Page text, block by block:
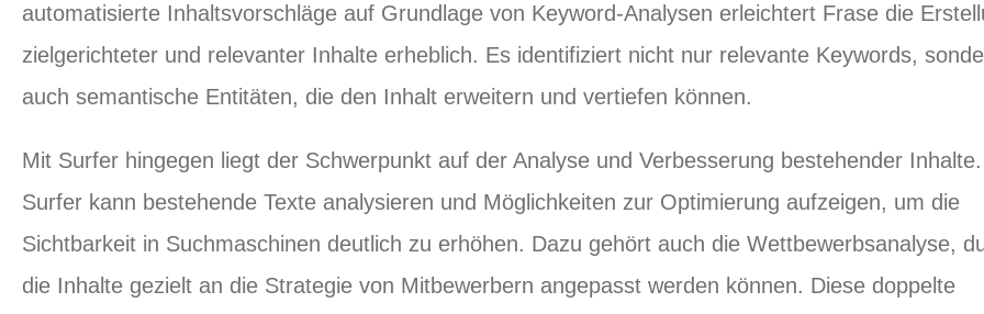
automatisierte Inhaltsvorschläge auf Grundlage von Keyword-Analysen erleichtert Frase die
zielgerichteter und relevanter Inhalte erheblich. Es identifiziert nicht nur relevante Keywords,
auch semantische Entitäten, die den Inhalt erweitern und vertiefen können.
Mit Surfer hingegen liegt der Schwerpunkt auf der Analyse und Verbesserung bestehender Inhalte.
Surfer kann bestehende Texte analysieren und Möglichkeiten zur Optimierung aufzeigen, um die
Sichtbarkeit in Suchmaschinen deutlich zu erhöhen. Dazu gehört auch die Wettbewerbsanalyse,
die Inhalte gezielt an die Strategie von Mitbewerbern angepasst werden können. Diese doppelte